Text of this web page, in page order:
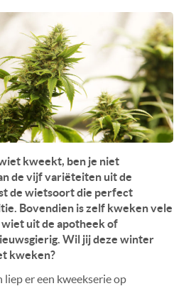
kweekt, ben je niet
de vijf variëteiten uit de
de wietsoort die perfect
Bovendien is zelf kweken vele
uit de apotheek of
Wil jij deze winter
kweken?
liep er een kweekserie op